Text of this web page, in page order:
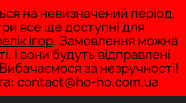
на невизначений період,
все ще доступні для
ігор. Замовлення можна
і вони будуть відправлені
за незручності!
contact@ho-ho.com.ua